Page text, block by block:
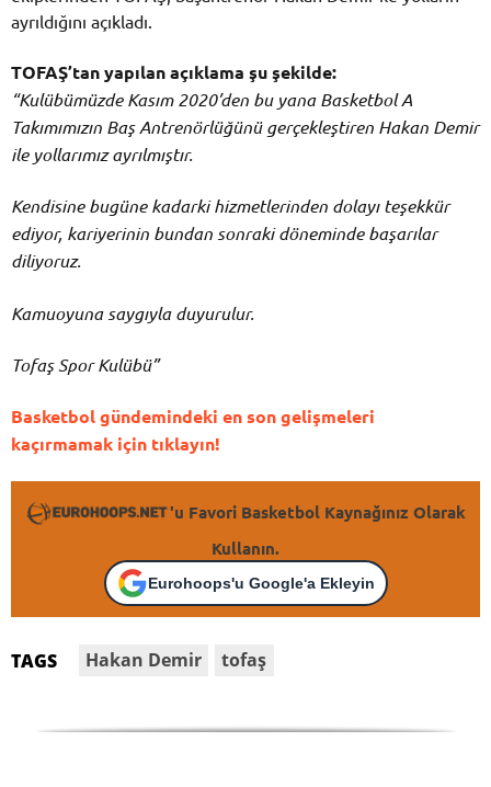
ayrıldığını açıkladı.
TOFAŞ’tan yapılan açıklama şu şekilde:
“Kulübümüzde Kasım 2020’den bu yana Basketbol A
Takımımızın Baş Antrenörlüğünü gerçekleştiren Hakan Demir
ile yollarımız ayrılmıştır.
Kendisine bugüne kadarki hizmetlerinden dolayı teşekkür
ediyor, kariyerinin bundan sonraki döneminde başarılar
diliyoruz.
Kamuoyuna saygıyla duyurulur.
Tofaş Spor Kulübü”
Basketbol gündemindeki en son gelişmeleri
kaçırmamak için tıklayın!
'u Favori Basketbol Kaynağınız Olarak
Kullanın.
Eurohoops'u Google'a Ekleyin
TAGS Hakan Demir tofaş